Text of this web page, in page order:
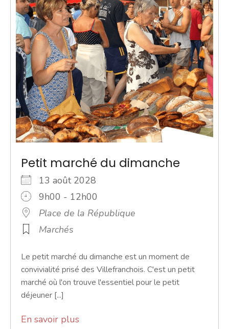
Petit marché du dimanche
13 août 2028
9h00 - 12h00
Place de la République
Marchés
Le petit marché du dimanche est un moment de
convivialité prisé des Villefranchois. C'est un petit
marché où l'on trouve l'essentiel pour le petit
déjeuner [...]
En savoir plus